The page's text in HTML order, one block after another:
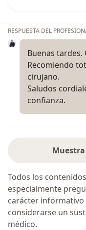
RESPUESTA DEL
Buenas tardes.
Recomiendo
cirujano.
Saludos
confianza.
Todos los
especialmente
carácter informativo
considerarse un
médico.